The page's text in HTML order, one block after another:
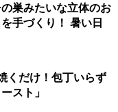
巣みたいな立体のお
手づくり！ 暑い日
くだけ！包丁いらず
スト」